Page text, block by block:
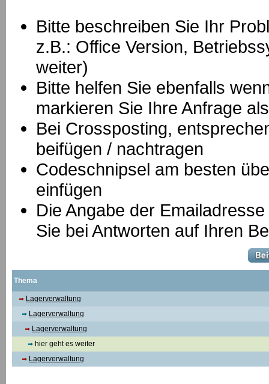
Bitte beschreiben Sie Ihr
z.B.: Office Version,
weiter)
Bitte helfen Sie ebenfalls
markieren Sie Ihre Anfrage
Bei Crossposting,
beifügen / nachtragen
Codeschnipsel am besten
einfügen
Die Angabe der
Sie bei Antworten auf Ihren
Thema
Lagerverwaltung
Lagerverwaltung
Lagerverwaltung
hier geht es weiter
Lagerverwaltung